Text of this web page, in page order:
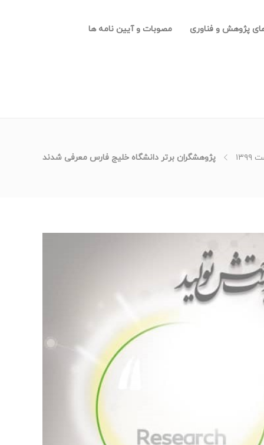
پژوهش و فناوری مصوبات و آیین نامه ها
پژوهشگران برتر دانشگاه خلیج فارس معرفی شدند